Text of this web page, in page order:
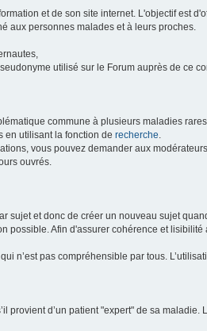
et de son site internet. L'objectif est
aux personnes malades et à leurs proches.
utilisé sur le Forum auprès de ce
commune à plusieurs maladies
en utilisant la fonction de recherche.
vous pouvez demander aux
ouvrés.
sujet et donc de créer un nouveau sujet
possible. Afin d'assurer cohérence et
n’est pas compréhensible par tous.
d’un patient "expert" de sa maladie.